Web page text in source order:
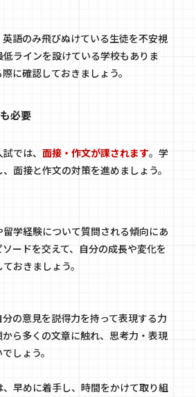
語のみ飛びぬけている生徒を不安視
ラインを設けている学校もありま
に確認しておきましょう。
必要
では、 面接・作文が課されます。学
面接と作文の対策を進めましょう。
学経験について質問される傾向にあ
ードを交えて、自分の成長や変化を
おきましょう。
の意見を説得力を持って表現する力
ら多くの文章に触れ、思考力・表現
しょう。
早めに着手し、時間をかけて取り組